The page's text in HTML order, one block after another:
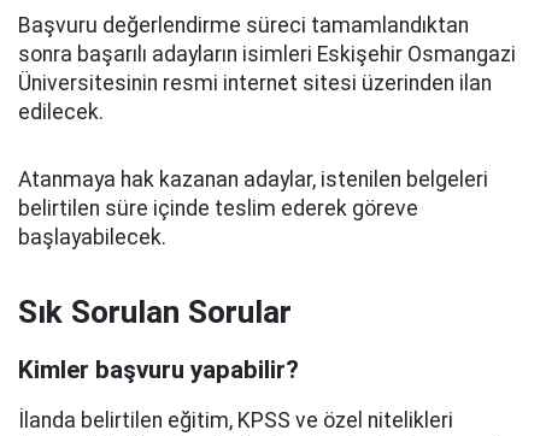
Başvuru değerlendirme süreci tamamlandıktan
sonra başarılı adayların isimleri Eskişehir Osmangazi
Üniversitesinin resmi internet sitesi üzerinden ilan
edilecek.
Atanmaya hak kazanan adaylar, istenilen belgeleri
belirtilen süre içinde teslim ederek göreve
başlayabilecek.
Sık Sorulan Sorular
Kimler başvuru yapabilir?
İlanda belirtilen eğitim, KPSS ve özel nitelikleri